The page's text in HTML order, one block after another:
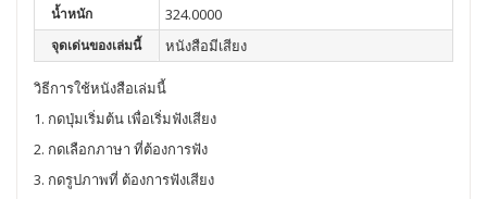
น้ำหนัก 324.0000
จุดเด่นของเล่มนี้ หนังสือมีเสียง
วิธีการใช้หนังสือเล่มนี้
1. กดปุ่มเริ่มต้น เพื่อเริ่มฟังเสียง
2. กดเลือกภาษา ที่ต้องการฟัง
3. กดรูปภาพที่ ต้องการฟังเสียง